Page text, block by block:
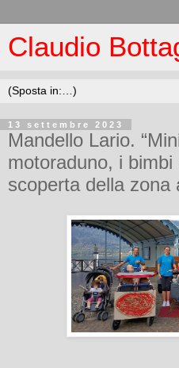
Claudio
13 settembre 2023
Mandello Lario.
motoraduno, i bimbi
scoperta della zona